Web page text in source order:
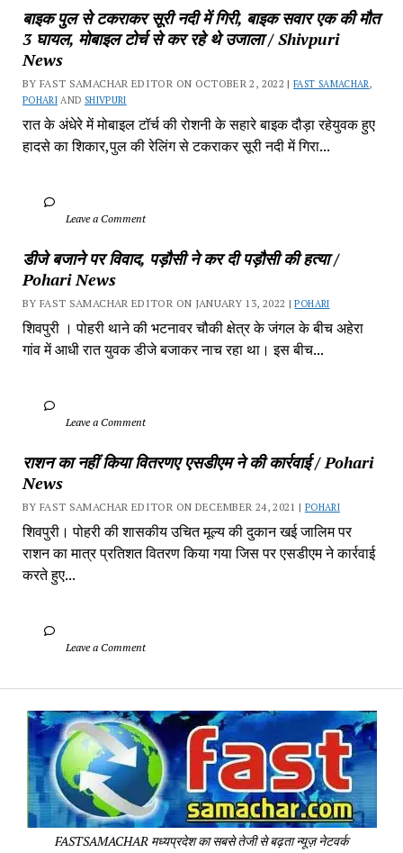
बाइक पुल से टकराकर सूरी नदी में गिरी, बाइक सवार एक की मौत
3 घायल, मोबाइल टोर्च से कर रहे थे उजाला / Shivpuri
News
BY FAST SAMACHAR EDITOR ON OCTOBER 2, 2022 | FAST SAMACHAR
POHARI AND SHIVPURI
रात के अंधेरे में मोबाइल टॉर्च की रोशनी के सहारे बाइक दौड़ा रहेयुवक हुए
हादसे का शिकार,पुल की रेलिंग से टकराकर सूरी नदी में गिरा...
		Leave a Comment
डीजे बजाने पर विवाद, पड़ौसी ने कर दी पड़ौसी की हत्या /
Pohari News
BY FAST SAMACHAR EDITOR ON JANUARY 13, 2022 | POHARI
शिवपुरी‎ । पोहरी थाने की भटनावर चौकी क्षेत्र‎ के जंगल के बीच अहेरा
गांव में‎ आधी रात युवक डीजे बजाकर‎ नाच रहा था। इस बीच...
		Leave a Comment
राशन का नहीं किया वितरणए एसडीएम ने की कार्रवाई / Pohari
News
BY FAST SAMACHAR EDITOR ON DECEMBER 24, 2021 | POHARI
शिवपुरी। पोहरी की शासकीय उचित मूल्य की दुकान खई जालिम पर
राशन का मात्र प्रतिशत वितरण किया गया जिस पर एसडीएम ने कार्रवाई
करते हुए...
		Leave a Comment
-
FASTSAMACHAR मध्यप्रदेश का सबसे तेजी से बढ़ता न्यूज़ नेटवर्क